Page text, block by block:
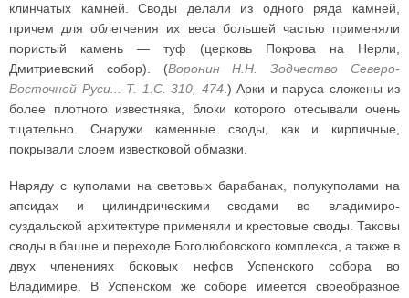
клинчатых камней. Своды делали из одного ряда камней,
причем для облегчения их веса большей частью применяли
пористый камень — туф (церковь Покрова на Нерли,
Дмитриевский собор). (Воронин Н.Н. Зодчество Северо-
Восточной Руси... Т. 1.С. 310, 474 .) Арки и паруса сложены из
более плотного известняка, блоки которого отесывали очень
тщательно. Снаружи каменные своды, как и кирпичные,
покрывали слоем известковой обмазки.
Наряду с куполами на световых барабанах, полукуполами на
апсидах и цилиндрическими сводами во владимиро-
суздальской архитектуре применяли и крестовые своды. Таковы
своды в башне и переходе Боголюбовского комплекса, а также в
двух членениях боковых нефов Успенского собора во
Владимире. В Успенском же соборе имеется своеобразное